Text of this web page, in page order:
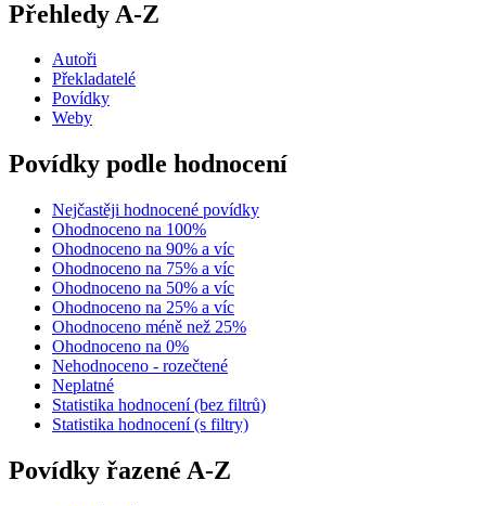
Přehledy A-Z
Autoři
Překladatelé
Povídky
Weby
Povídky podle hodnocení
Nejčastěji hodnocené povídky
Ohodnoceno na 100%
Ohodnoceno na 90% a víc
Ohodnoceno na 75% a víc
Ohodnoceno na 50% a víc
Ohodnoceno na 25% a víc
Ohodnoceno méně než 25%
Ohodnoceno na 0%
Nehodnoceno - rozečtené
Neplatné
Statistika hodnocení (bez filtrů)
Statistika hodnocení (s filtry)
Povídky řazené A-Z